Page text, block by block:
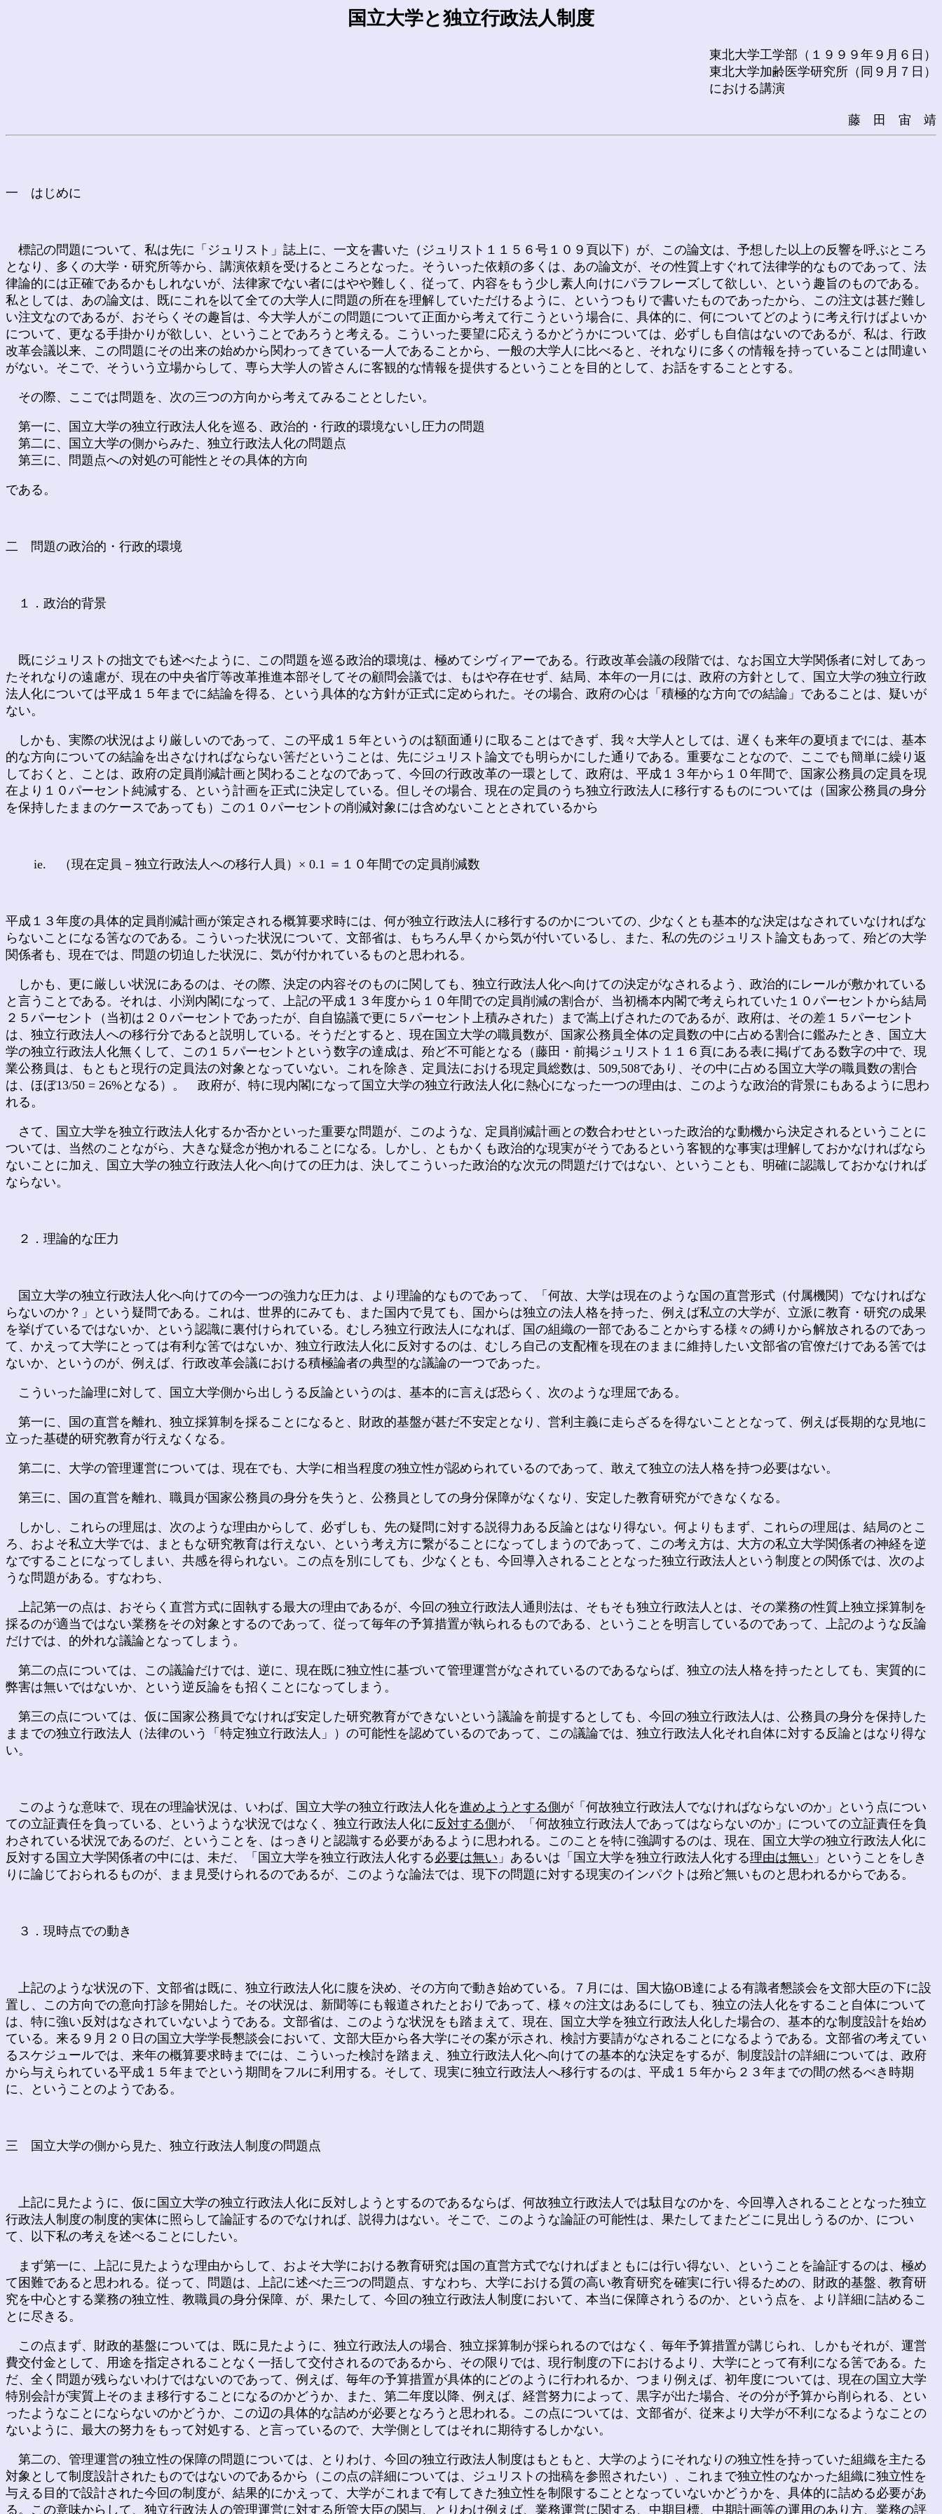
国立大学と独立行政法人制度
東北大学工学部（１９９９年９月６日）
東北大学加齢医学研究所（同９月７日）
における講演
藤 田 宙 靖
一 はじめに
標記の問題について、私は先に「ジュリスト」誌上に、一文を書いた（ジュリスト１１５６号１０９頁以下）が、この論文は、予想した以上の反響を呼ぶところ
となり、多くの大学・研究所等から、講演依頼を受けるところとなった。そういった依頼の多くは、あの論文が、その性質上すぐれて法律学的なものであって、法
律論的には正確であるかもしれないが、法律家でない者にはやや難しく、従って、内容をもう少し素人向けにパラフレーズして欲しい、という趣旨のものである。
私としては、あの論文は、既にこれを以て全ての大学人に問題の所在を理解していただけるように、というつもりで書いたものであったから、この注文は甚だ難し
い注文なのであるが、おそらくその趣旨は、今大学人がこの問題について正面から考えて行こうという場合に、具体的に、何についてどのように考え行けばよいか
について、更なる手掛かりが欲しい、ということであろうと考える。こういった要望に応えうるかどうかについては、必ずしも自信はないのであるが、私は、行政
改革会議以来、この問題にその出来の始めから関わってきている一人であることから、一般の大学人に比べると、それなりに多くの情報を持っていることは間違い
がない。そこで、そういう立場からして、専ら大学人の皆さんに客観的な情報を提供するということを目的として、お話をすることとする。
その際、ここでは問題を、次の三つの方向から考えてみることとしたい。
第一に、国立大学の独立行政法人化を巡る、政治的・行政的環境ないし圧力の問題
第二に、国立大学の側からみた、独立行政法人化の問題点
第三に、問題点への対処の可能性とその具体的方向
である。
二 問題の政治的・行政的環境
１．政治的背景
既にジュリストの拙文でも述べたように、この問題を巡る政治的環境は、極めてシヴィアーである。行政改革会議の段階では、なお国立大学関係者に対してあっ
たそれなりの遠慮が、現在の中央省庁等改革推進本部そしてその顧問会議では、もはや存在せず、結局、本年の一月には、政府の方針として、国立大学の独立行政
法人化については平成１５年までに結論を得る、という具体的な方針が正式に定められた。その場合、政府の心は「積極的な方向での結論」であることは、疑いが
ない。
しかも、実際の状況はより厳しいのであって、この平成１５年というのは額面通りに取ることはできず、我々大学人としては、遅くも来年の夏頃までには、基本
的な方向についての結論を出さなければならない筈だということは、先にジュリスト論文でも明らかにした通りである。重要なことなので、ここでも簡単に繰り返
しておくと、ことは、政府の定員削減計画と関わることなのであって、今回の行政改革の一環として、政府は、平成１３年から１０年間で、国家公務員の定員を現
在より１０パーセント純減する、という計画を正式に決定している。但しその場合、現在の定員のうち独立行政法人に移行するものについては（国家公務員の身分
を保持したままのケースであっても）この１０パーセントの削減対象には含めないこととされているから
ie. （現在定員－独立行政法人への移行人員）× 0.1 ＝１０年間での定員削減数
平成１３年度の具体的定員削減計画が策定される概算要求時には、何が独立行政法人に移行するのかについての、少なくとも基本的な決定はなされていなければな
らないことになる筈なのである。こういった状況について、文部省は、もちろん早くから気が付いているし、また、私の先のジュリスト論文もあって、殆どの大学
関係者も、現在では、問題の切迫した状況に、気が付かれているものと思われる。
しかも、更に厳しい状況にあるのは、その際、決定の内容そのものに関しても、独立行政法人化へ向けての決定がなされるよう、政治的にレールが敷かれている
と言うことである。それは、小渕内閣になって、上記の平成１３年度から１０年間での定員削減の割合が、当初橋本内閣で考えられていた１０パーセントから結局
２５パーセント（当初は２０パーセントであったが、自自協議で更に５パーセント上積みされた）まで嵩上げされたのであるが、政府は、その差１５パーセント
は、独立行政法人への移行分であると説明している。そうだとすると、現在国立大学の職員数が、国家公務員全体の定員数の中に占める割合に鑑みたとき、国立大
学の独立行政法人化無くして、この１５パーセントという数字の達成は、殆ど不可能となる（藤田・前掲ジュリスト１１６頁にある表に掲げてある数字の中で、現
業公務員は、もともと現行の定員法の対象となっていない。これを除き、定員法における現定員総数は、509,508であり、その中に占める国立大学の職員数の割合
は、ほぼ13/50 = 26%となる）。 政府が、特に現内閣になって国立大学の独立行政法人化に熱心になった一つの理由は、このような政治的背景にもあるように思わ
れる。
さて、国立大学を独立行政法人化するか否かといった重要な問題が、このような、定員削減計画との数合わせといった政治的な動機から決定されるということに
ついては、当然のことながら、大きな疑念が抱かれることになる。しかし、ともかくも政治的な現実がそうであるという客観的な事実は理解しておかなければなら
ないことに加え、国立大学の独立行政法人化へ向けての圧力は、決してこういった政治的な次元の問題だけではない、ということも、明確に認識しておかなければ
ならない。
２．理論的な圧力
国立大学の独立行政法人化へ向けての今一つの強力な圧力は、より理論的なものであって、「何故、大学は現在のような国の直営形式（付属機関）でなければな
らないのか？」という疑問である。これは、世界的にみても、また国内で見ても、国からは独立の法人格を持った、例えば私立の大学が、立派に教育・研究の成果
を挙げているではないか、という認識に裏付けられている。むしろ独立行政法人になれば、国の組織の一部であることからする様々の縛りから解放されるのであっ
て、かえって大学にとっては有利な筈ではないか、独立行政法人化に反対するのは、むしろ自己の支配権を現在のままに維持したい文部省の官僚だけである筈では
ないか、というのが、例えば、行政改革会議における積極論者の典型的な議論の一つであった。
こういった論理に対して、国立大学側から出しうる反論というのは、基本的に言えば恐らく、次のような理屈である。
第一に、国の直営を離れ、独立採算制を採ることになると、財政的基盤が甚だ不安定となり、営利主義に走らざるを得ないこととなって、例えば長期的な見地に
立った基礎的研究教育が行えなくなる。
第二に、大学の管理運営については、現在でも、大学に相当程度の独立性が認められているのであって、敢えて独立の法人格を持つ必要はない。
第三に、国の直営を離れ、職員が国家公務員の身分を失うと、公務員としての身分保障がなくなり、安定した教育研究ができなくなる。
しかし、これらの理屈は、次のような理由からして、必ずしも、先の疑問に対する説得力ある反論とはなり得ない。何よりもまず、これらの理屈は、結局のとこ
ろ、およそ私立大学では、まともな研究教育は行えない、という考え方に繋がることになってしまうのであって、この考え方は、大方の私立大学関係者の神経を逆
なですることになってしまい、共感を得られない。この点を別にしても、少なくとも、今回導入されることとなった独立行政法人という制度との関係では、次のよ
うな問題がある。すなわち、
上記第一の点は、おそらく直営方式に固執する最大の理由であるが、今回の独立行政法人通則法は、そもそも独立行政法人とは、その業務の性質上独立採算制を
採るのが適当ではない業務をその対象とするのであって、従って毎年の予算措置が執られるものである、ということを明言しているのであって、上記のような反論
だけでは、的外れな議論となってしまう。
第二の点については、この議論だけでは、逆に、現在既に独立性に基づいて管理運営がなされているのであるならば、独立の法人格を持ったとしても、実質的に
弊害は無いではないか、という逆反論をも招くことになってしまう。
第三の点については、仮に国家公務員でなければ安定した研究教育ができないという議論を前提するとしても、今回の独立行政法人は、公務員の身分を保持した
ままでの独立行政法人（法律のいう「特定独立行政法人」）の可能性を認めているのであって、この議論では、独立行政法人化それ自体に対する反論とはなり得な
い。
このような意味で、現在の理論状況は、いわば、国立大学の独立行政法人化を進めようとする側 が「何故独立行政法人でなければならないのか」という点につい
ての立証責任を負っている、というような状況ではなく、独立行政法人化に反対する側 が、「何故独立行政法人であってはならないのか」についての立証責任を負
わされている状況であるのだ、ということを、はっきりと認識する必要があるように思われる。このことを特に強調するのは、現在、国立大学の独立行政法人化に
反対する国立大学関係者の中には、未だ、「国立大学を独立行政法人化する必要は無い 」あるいは「国立大学を独立行政法人化する理由は無い 」ということをしき
りに論じておられるものが、まま見受けられるのであるが、このような論法では、現下の問題に対する現実のインパクトは殆ど無いものと思われるからである。
３．現時点での動き
上記のような状況の下、文部省は既に、独立行政法人化に腹を決め、その方向で動き始めている。７月には、国大協OB達による有識者懇談会を文部大臣の下に設
置し、この方向での意向打診を開始した。その状況は、新聞等にも報道されたとおりであって、様々の注文はあるにしても、独立の法人化をすること自体について
は、特に強い反対はなされていないようである。文部省は、このような状況をも踏まえて、現在、国立大学を独立行政法人化した場合の、基本的な制度設計を始め
ている。来る９月２０日の国立大学学長懇談会において、文部大臣から各大学にその案が示され、検討方要請がなされることになるようである。文部省の考えてい
るスケジュールでは、来年の概算要求時までには、こういった検討を踏まえ、独立行政法人化へ向けての基本的な決定をするが、制度設計の詳細については、政府
から与えられている平成１５年までという期間をフルに利用する。そして、現実に独立行政法人へ移行するのは、平成１５年から２３年までの間の然るべき時期
に、ということのようである。
三 国立大学の側から見た、独立行政法人制度の問題点
上記に見たように、仮に国立大学の独立行政法人化に反対しようとするのであるならば、何故独立行政法人では駄目なのかを、今回導入されることとなった独立
行政法人制度の制度的実体に照らして論証するのでなければ、説得力はない。そこで、このような論証の可能性は、果たしてまたどこに見出しうるのか、につい
て、以下私の考えを述べることにしたい。
まず第一に、上記に見たような理由からして、およそ大学における教育研究は国の直営方式でなければまともには行い得ない、ということを論証するのは、極め
て困難であると思われる。従って、問題は、上記に述べた三つの問題点、すなわち、大学における質の高い教育研究を確実に行い得るための、財政的基盤、教育研
究を中心とする業務の独立性、教職員の身分保障、が、果たして、今回の独立行政法人制度において、本当に保障されうるのか、という点を、より詳細に詰めるこ
とに尽きる。
この点まず、財政的基盤については、既に見たように、独立行政法人の場合、独立採算制が採られるのではなく、毎年予算措置が講じられ、しかもそれが、運営
費交付金として、用途を指定されることなく一括して交付されるのであるから、その限りでは、現行制度の下におけるより、大学にとって有利になる筈である。た
だ、全く問題が残らないわけではないのであって、例えば、毎年の予算措置が具体的にどのように行われるか、つまり例えば、初年度については、現在の国立大学
特別会計が実質上そのまま移行することになるのかどうか、また、第二年度以降、例えば、経営努力によって、黒字が出た場合、その分が予算から削られる、とい
ったようなことにならないのかどうか、この辺の具体的な詰めが必要となろうと思われる。この点については、文部省が、従来より大学が不利になるようなことの
ないように、最大の努力をもって対処する、と言っているので、大学側としてはそれに期待するしかない。
第二の、管理運営の独立性の保障の問題については、とりわけ、今回の独立行政法人制度はもともと、大学のようにそれなりの独立性を持っていた組織を主たる
対象として制度設計されたものではないのであるから（この点の詳細については、ジュリストの拙稿を参照されたい）、これまで独立性のなかった組織に独立性を
与える目的で設計された今回の制度が、結果的にかえって、大学がこれまで有してきた独立性を制限することとなっていないかどうかを、具体的に詰める必要があ
る。この意味からして、独立行政法人の管理運営に対する所管大臣の関与、とりわけ例えば、業務運営に関する、中期目標、中期計画等の運用のあり方、業務の評